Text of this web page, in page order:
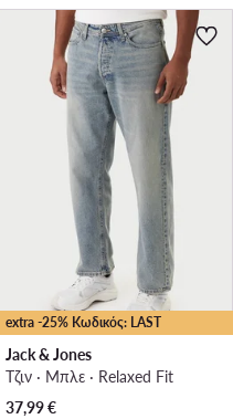
extra -25% Κωδικός: LAST
Jack & Jones
Τζιν · Μπλε · Relaxed Fit
37,99€